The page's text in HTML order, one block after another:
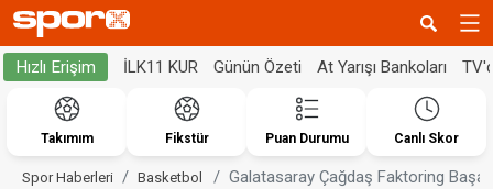
Hızlı Erişim İLK11 KUR Günün Özeti At Yarışı Bankoları
Takımım Fikstür Puan Durumu Canlı Skor
Spor Haberleri Basketbol Galatasaray Çağdaş Faktoring